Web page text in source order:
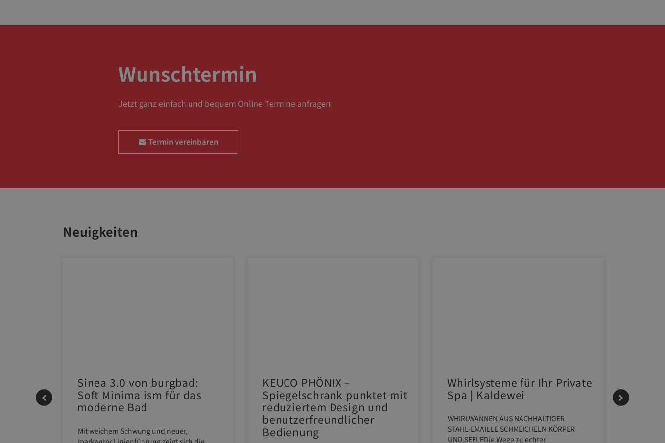
Wunschtermin
Jetzt ganz einfach und bequem Online Termine anfragen!
Termin vereinbaren
Neuigkeiten
Sinea 3.0 von burgbad:
Soft Minimalism für das
moderne Bad
Mit weichem Schwung und neuer,
markanter Linienführung zeigt sich die
KEUCO PHÖNIX –
Spiegelschrank punktet mit
reduziertem Design und
benutzerfreundlicher
Bedienung
Whirlsysteme für Ihr Private
Spa | Kaldewei
WHIRLWANNEN AUS NACHHALTIGER
STAHL-EMAILLE SCHMEICHELN KÖRPER
UND SEELEDie Wege zu echter